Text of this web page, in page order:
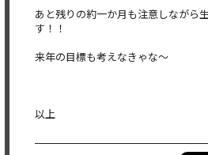
あと残りの約一か月も注意しながら
す！！
来年の目標も考えなきゃな〜
以上